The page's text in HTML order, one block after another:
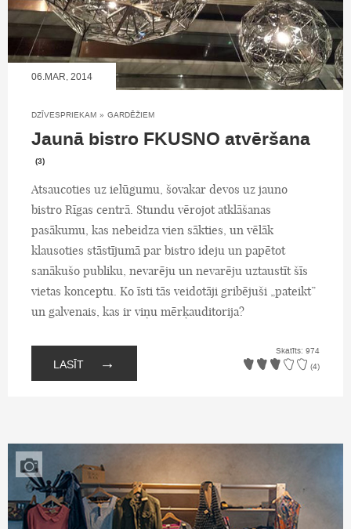
06.MAR, 2014
DZĪVESPRIEKAM » GARDĒŽIEM
Jaunā bistro FKUSNO atvēršana
(3)
Atsaucoties uz ielūgumu, šovakar devos uz jauno
bistro Rīgas centrā. Stundu vērojot atklāšanas
pasākumu, kas nebeidza vien sākties, un vēlāk
klausoties stāstījumā par bistro ideju un papētot
sanākušo publiku, nevarēju un nevarēju uztaustīt šīs
vietas konceptu. Ko īsti tās veidotāji gribējuši „pateikt”
un galvenais, kas ir viņu mērķauditorija?
LASĪT →
Skatīts: 974
(4)